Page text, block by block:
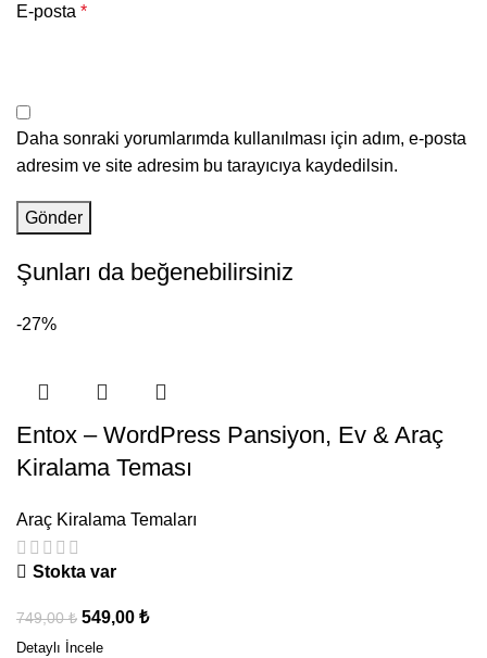
E-posta *
Daha sonraki yorumlarımda kullanılması için adım, e-posta
adresim ve site adresim bu tarayıcıya kaydedilsin.
Şunları da beğenebilirsiniz
-27%
Entox – WordPress Pansiyon, Ev & Araç
Kiralama Teması
Araç Kiralama Temaları
Stokta var
749,00₺ 549,00 ₺